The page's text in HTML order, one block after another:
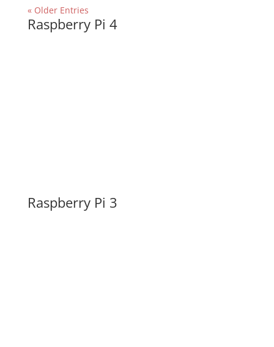
« Older Entries
Raspberry Pi 4
Raspberry Pi 3